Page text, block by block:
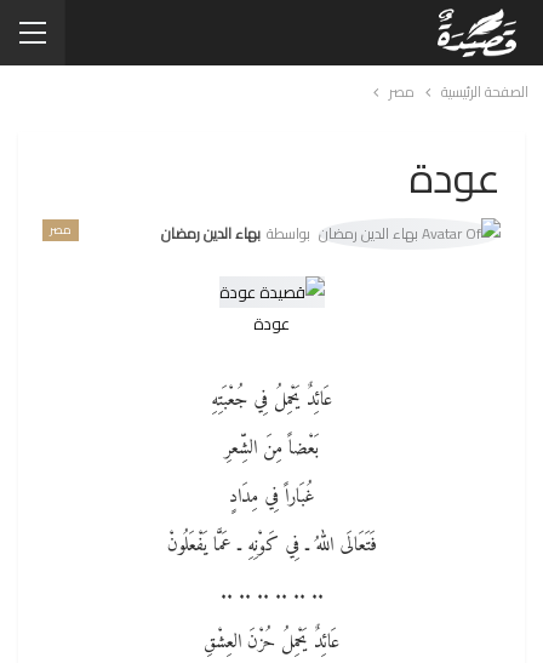
الصفحة الرئيسية مصر
عودة
مصر بواسطة بهاء الدين رمضان
عودة
عَائِدٌ يَحْمِلُ فِي جُعْبَتِهِ
بَعْضاً مِنَ الشِّعرِ
غُبَاراً فِي مِدَادٍ
فَتَعَالَى اللهُ ـ فِي كَوْنِهِ ـ عَمَّا يَفْعَلُونْ
.. .. .. .. .. ..
عَائِدٌ يَحْمِلُ حُزْنَ العِشْقِ